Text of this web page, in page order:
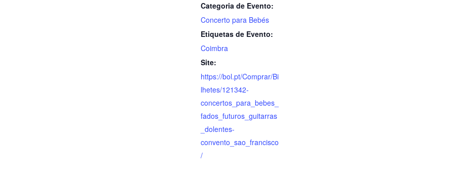
Categoria de Evento:
Concerto para Bebés
Etiquetas de Evento:
Coimbra
Site:
https://bol.pt/Comprar/Bi
lhetes/121342-
concertos_para_bebes_
fados_futuros_guitarras
_dolentes-
convento_sao_francisco
/